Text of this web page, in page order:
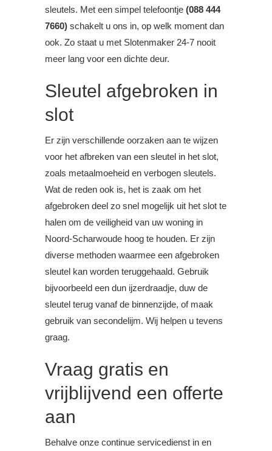
sleutels. Met een simpel telefoontje (088 444
7660) schakelt u ons in, op welk moment dan
ook. Zo staat u met Slotenmaker 24-7 nooit
meer lang voor een dichte deur.
Sleutel afgebroken in
slot
Er zijn verschillende oorzaken aan te wijzen
voor het afbreken van een sleutel in het slot,
zoals metaalmoeheid en verbogen sleutels.
Wat de reden ook is, het is zaak om het
afgebroken deel zo snel mogelijk uit het slot te
halen om de veiligheid van uw woning in
Noord-Scharwoude hoog te houden. Er zijn
diverse methoden waarmee een afgebroken
sleutel kan worden teruggehaald. Gebruik
bijvoorbeeld een dun ijzerdraadje, duw de
sleutel terug vanaf de binnenzijde, of maak
gebruik van secondelijm. Wij helpen u tevens
graag.
Vraag gratis en
vrijblijvend een offerte
aan
Behalve onze continue servicedienst in en